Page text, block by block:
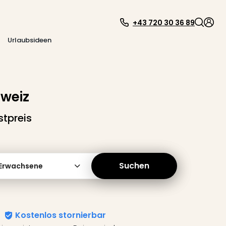
Urlaubsideen
+43 720 30 36 89
Suchen
Kostenlos stornierbar